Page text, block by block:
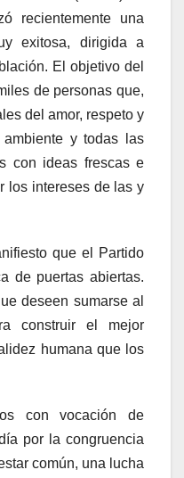
recientemente una
exitosa, dirigida a
El objetivo del
de personas que,
del amor, respeto y
y todas las
con ideas frescas e
los intereses de las y
que el Partido
de puertas abiertas.
deseen sumarse al
construir el mejor
humana que los
con vocación de
por la congruencia
común, una lucha